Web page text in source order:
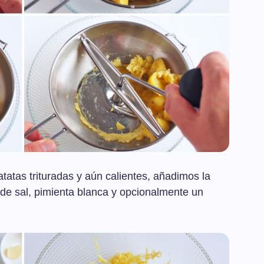
trituradas y aún calientes, añadimos la
sal, pimienta blanca y opcionalmente un